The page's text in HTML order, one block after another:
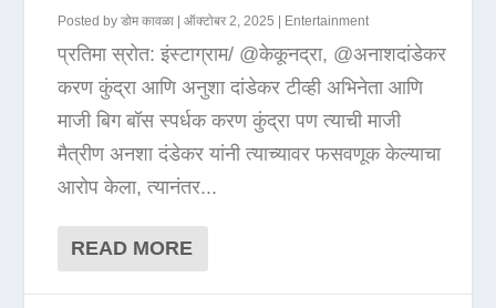
Posted byडोम कावळा |ऑक्टोबर 2, 2025 Entertainment
प्रतिमा स्रोत: इंस्टाग्राम/ @केकूनद्रा, @अनाशदांडेकर
करण कुंद्रा आणि अनुशा दांडेकर टीव्ही अभिनेता आणि
माजी बिग बॉस स्पर्धक करण कुंद्रा पण त्याची माजी
मैत्रीण अनशा दंडेकर यांनी त्याच्यावर फसवणूक केल्याचा
आरोप केला, त्यानंतर...
READ MORE